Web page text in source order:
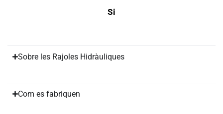
Si
Sobre les Rajoles Hidràuliques
Com es fabriquen